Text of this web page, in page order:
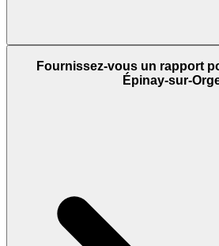
Fournissez-vous un rapport
Épinay-sur-